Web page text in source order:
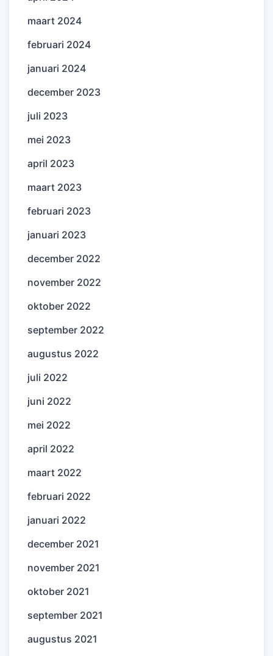
maart 2024
februari 2024
januari 2024
december 2023
juli 2023
mei 2023
april 2023
maart 2023
februari 2023
januari 2023
december 2022
november 2022
oktober 2022
september 2022
augustus 2022
juli 2022
juni 2022
mei 2022
april 2022
maart 2022
februari 2022
januari 2022
december 2021
november 2021
oktober 2021
september 2021
augustus 2021